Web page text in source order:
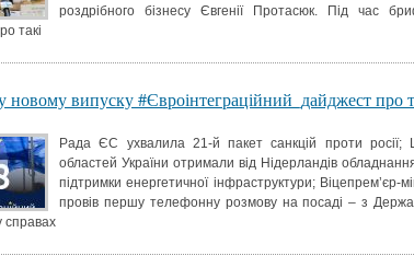
роздрібного бізнесу Євгенії Протасюк. Під час
такі
новому випуску #Євроінтеграційний_дайджест про
Рада ЄС ухвалила 21-й пакет санкцій проти росії;
областей України отримали від Нідерландів
підтримки енергетичної інфраструктури; Віцепрем’єр-
провів першу телефонну розмову на посаді – з
справах